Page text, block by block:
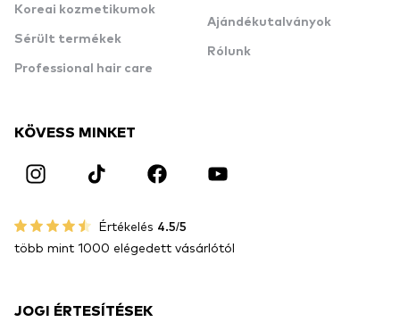
Koreai kozmetikumok
Sérült termékek
Professional hair care
Ajándékutalványok
Rólunk
KÖVESS MINKET
Értékelés 4.5/5
több mint 1000 elégedett vásárlótól
JOGI ÉRTESÍTÉSEK